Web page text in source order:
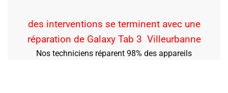
des interventions se terminent avec une
réparation de Galaxy Tab 3 Villeurbanne
Nos techniciens réparent 98% des appareils